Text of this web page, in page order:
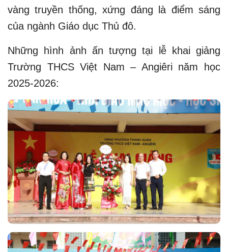
vàng truyền thống, xứng đáng là điểm sáng
của ngành Giáo dục Thủ đô.
Những hình ảnh ấn tượng tại lễ khai giảng
Trường THCS Việt Nam – Angiêri năm học
2025-2026: